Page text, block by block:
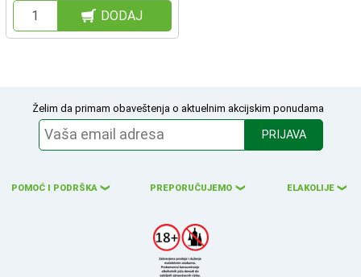
DODAJ
Želim da primam obaveštenja o aktuelnim akcijskim ponudama
PRIJAVA
POMOĆ I PODRŠKA ❮ PREPORUČUJEMO ❮ ELAKOLIJE ❮